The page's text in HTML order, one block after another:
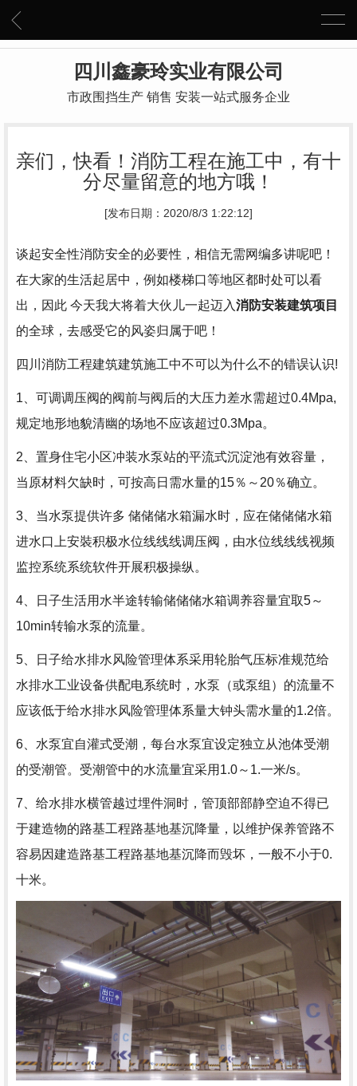
四川鑫豪玲实业有限公司
市政围挡生产 销售 安装一站式服务企业
亲们，快看！消防工程在施工中，有十
分尽量留意的地方哦！
[发布日期：2020/8/3 1:22:12]
谈起安全性消防安全的必要性，相信无需网编多讲呢吧！
在大家的生活起居中，例如楼梯口等地区都时处可以看
出，因此 今天我大将着大伙儿一起迈入消防安装建筑项目
的全球，去感受它的风姿归属于吧！
四川消防工程建筑建筑施工中不可以为什么不的错误认识!
1、可调调压阀的阀前与阀后的大压力差水需超过0.4Mpa,
规定地形地貌清幽的场地不应该超过0.3Mpa。
2、置身住宅小区冲装水泵站的平流式沉淀池有效容量，
当原材料欠缺时，可按高日需水量的15％～20％确立。
3、当水泵提供许多 储储储水箱漏水时，应在储储储水箱
进水口上安裝积极水位线线线调压阀，由水位线线线视频
监控系统系统软件开展积极操纵。
4、日子生活用水半途转输储储储水箱调养容量宜取5～
10min转输水泵的流量。
5、日子给水排水风险管理体系采用轮胎气压标准规范给
水排水工业设备供配电系统时，水泵（或泵组）的流量不
应该低于给水排水风险管理体系量大钟头需水量的1.2倍。
6、水泵宜自灌式受潮，每台水泵宜设定独立从池体受潮
的受潮管。受潮管中的水流量宜采用1.0～1.一米/s。
7、给水排水横管越过埋件洞时，管顶部部静空迫不得已
于建造物的路基工程路基地基沉降量，以维护保养管路不
容易因建造路基工程路基地基沉降而毁坏，一般不小于0.
十米。